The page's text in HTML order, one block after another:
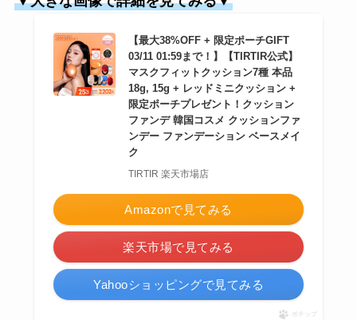
【最大38%OFF + 限定ポーチGIFT
03/11 01:59まで！】【TIRTIR公式】
マスクフィットクッション7種 本品
18g, 15g + レッドミニクッション +
限定ポーチプレゼント！クッション
ファンデ 韓国コスメ クッションファ
ンデー ファンデーション ベースメイ
ク
TIRTIR 楽天市場店
Amazonで見てみる
楽天市場で見てみる
Yahooショッピングで見てみる
ポチップ